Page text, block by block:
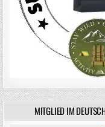
MITGLIED IM